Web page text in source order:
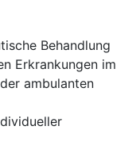
Behandlung
Erkrankungen im
ambulanten